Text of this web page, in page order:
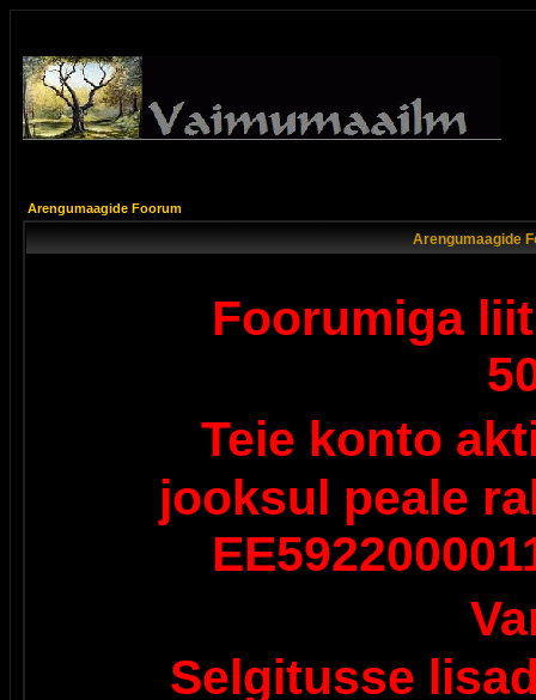
Arengumaagide Foorum
Arengumaagide
Foorumiga
Teie konto
jooksul peale
Selgitusse